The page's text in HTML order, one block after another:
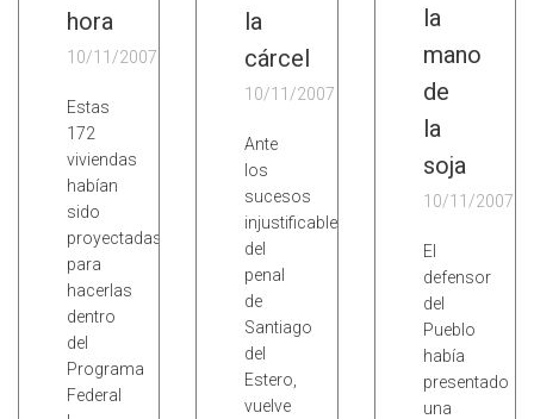
hora
10/11/2007
Estas
172
viviendas
habían
sido
proyectadas
para
hacerlas
dentro
del
Programa
Federal
la
cárcel
10/11/2007
Ante
los
sucesos
injustificables
del
penal
de
Santiago
del
Estero,
vuelve
la
mano
de
la
soja
10/11/2007
El
defensor
del
Pueblo
había
presentado
una